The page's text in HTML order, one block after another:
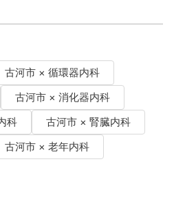
古河市 × 循環器内科
古河市 × 消化器内科
科
古河市 × 腎臓内科
古河市 × 老年内科